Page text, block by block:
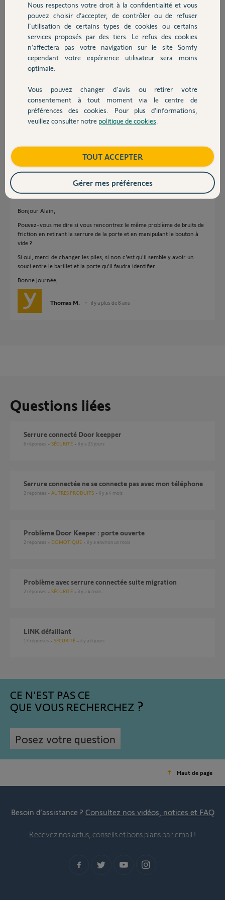
Chauffage
Autres produits
Devis avec un pro
Contact
Alain S.
il y a plus de 8 ans
Participer au fil de discussion
Réponses
bonjour,
D'après vos explications il semblerait que cette serrure ait un souci.
Anonyme il y a plus de 8 ans
Bonjour Alain,
Pouvez-vous me dire si vous rencontrez le même problème de bruits de
friction en retirant la serrure de la porte et en manipulant le bouton à
vide ?
Si oui, merci de changer les piles, si non c'est qu'il semble y avoir un
souci entre le barillet et la porte qu'il faudra identifier.
Bonne journée,
Thomas M. il y a plus de 8 ans
Questions liées
Serrure connecté Door keepper
6 réponses SÉCURITÉ il y a 25 jours
Serrure connectée ne se connecte pas avec mon téléphone
2 réponses AUTRES PRODUITS il y a 4 mois
Problème Door Keeper : porte ouverte
2 réponses DOMOTIQUE il y a environ un mois
Problème avec serrure connectée suite migration
2 réponses SÉCURITÉ il y a 4 mois
LINK défaillant
13 réponses SÉCURITÉ il y a 6 jours
CE N'EST PAS CE
QUE VOUS RECHERCHEZ
Posez votre question
Haut de page
Besoin d’assistance ? Consultez nos vidéos, notices et FAQ
Recevez nos actus, conseils et bons plans par email !
Nous respectons votre droit à la confidentialité et vous
pouvez choisir d’accepter, de contrôler ou de refuser
l'utilisation de certains types de cookies ou certains
services proposés par des tiers. Le refus des cookies
n’affectera pas votre navigation sur le site Somfy
cependant votre expérience utilisateur sera moins
optimale.
Vous pouvez changer d'avis ou retirer votre
consentement à tout moment via le centre de
préférences des cookies. Pour plus d’informations,
veuillez consulter notre politique de cookies
TOUT ACCEPTER
Gérer mes préférences